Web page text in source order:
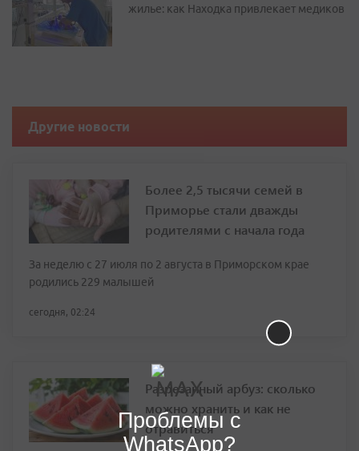
жилье: как Находка привлекает медиков
Другие новости
Более 2,5 тысячи семей в
Приморье стали дважды
родителями с начала года
За неделю с 27 июля по 2 августа в Приморском крае
родились 229 малышей
сегодня, 02:24
Разрезанный арбуз: сколько
можно хранить и как не
отравиться
Проблемы с
WhatsApp?